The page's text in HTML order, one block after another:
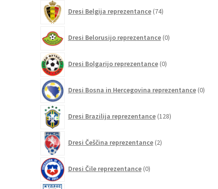
Dresi Belgija reprezentance 74izdelkov
Dresi Belorusijo reprezentance 0izdelkov
Dresi Bolgarijo reprezentance 0izdelkov
Dresi Bosna in Hercegovina reprezentance 0
Dresi Brazilija reprezentance 128izdelkov
Dresi Češčina reprezentance 2izdelka
Dresi Čile reprezentance 0izdelkov